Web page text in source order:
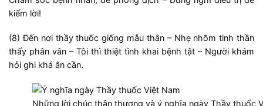
kiếm lời!
(8) Đến nơi thầy thuốc giống mẫu thân – Nhẹ nhõm tinh thần
thấy phân vân – Tôi thì thiệt tình khai bệnh tật – Người khám
hỏi ghi khá ân cần.
Những lời chúc thân thương và ý nghĩa ngày Thầy thuốc